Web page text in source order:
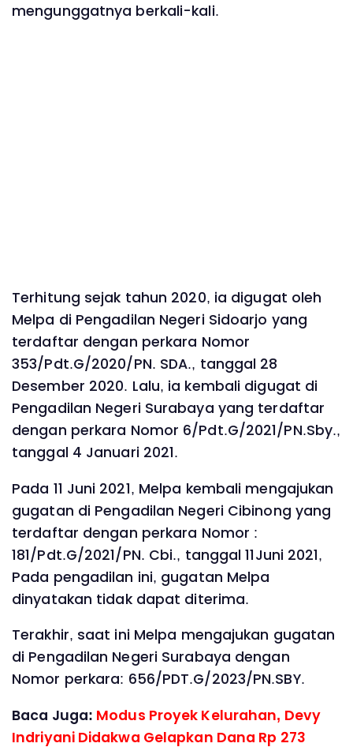
mengunggatnya berkali-kali.
Terhitung sejak tahun 2020, ia digugat oleh
Melpa di Pengadilan Negeri Sidoarjo yang
terdaftar dengan perkara Nomor
353/Pdt.G/2020/PN. SDA., tanggal 28
Desember 2020. Lalu, ia kembali digugat di
Pengadilan Negeri Surabaya yang terdaftar
dengan perkara Nomor 6/Pdt.G/2021/PN.Sby.,
tanggal 4 Januari 2021.
Pada 11 Juni 2021, Melpa kembali mengajukan
gugatan di Pengadilan Negeri Cibinong yang
terdaftar dengan perkara Nomor :
181/Pdt.G/2021/PN. Cbi., tanggal 11Juni 2021,
Pada pengadilan ini, gugatan Melpa
dinyatakan tidak dapat diterima.
Terakhir, saat ini Melpa mengajukan gugatan
di Pengadilan Negeri Surabaya dengan
Nomor perkara: 656/PDT.G/2023/PN.SBY.
Baca Juga: Modus Proyek Kelurahan, Devy
Indriyani Didakwa Gelapkan Dana Rp 273